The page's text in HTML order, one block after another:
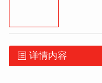
详情内容